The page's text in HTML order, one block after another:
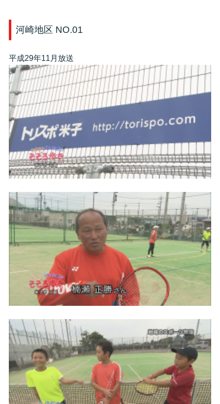
河崎地区 NO.01
平成29年11月放送